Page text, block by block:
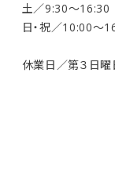
土／9:30〜16:30
日・祝／10:00〜
休業日／第３日曜